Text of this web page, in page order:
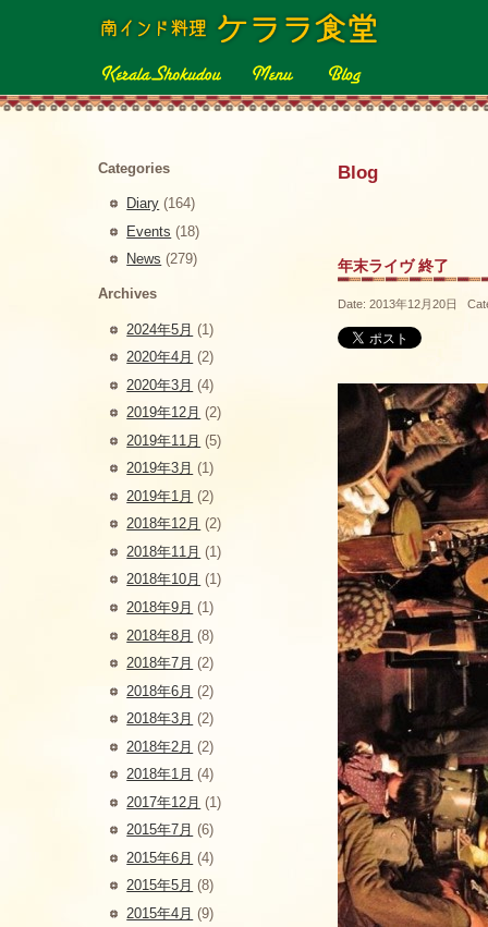
Blog
年末ライヴ 終了
Date: 2013年12月20日
Categories
Diary (164)
Events (18)
News (279)
Archives
2024年5月 (1)
2020年4月 (2)
2020年3月 (4)
2019年12月 (2)
2019年11月 (5)
2019年3月 (1)
2019年1月 (2)
2018年12月 (2)
2018年11月 (1)
2018年10月 (1)
2018年9月 (1)
2018年8月 (8)
2018年7月 (2)
2018年6月 (2)
2018年3月 (2)
2018年2月 (2)
2018年1月 (4)
2017年12月 (1)
2015年7月 (6)
2015年6月 (4)
2015年5月 (8)
2015年4月 (9)